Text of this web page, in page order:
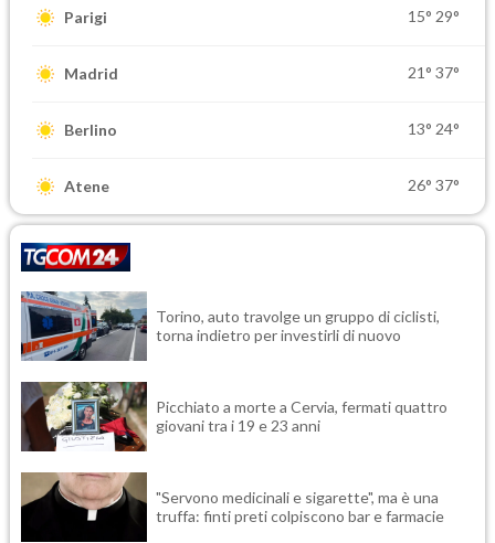
Parigi 15° 29°
Madrid 21° 37°
Berlino 13° 24°
Atene 26° 37°
Torino, auto travolge un gruppo di ciclisti,
torna indietro per investirli di nuovo
Picchiato a morte a Cervia, fermati quattro
giovani tra i 19 e 23 anni
"Servono medicinali e sigarette", ma è una
truffa: finti preti colpiscono bar e farmacie